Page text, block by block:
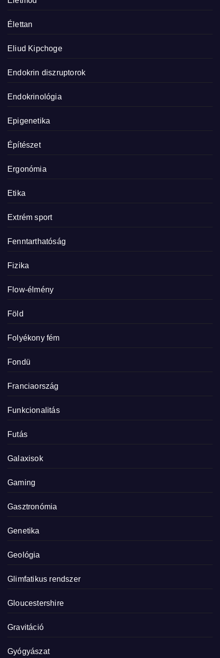
Élettan
Eliud Kipchoge
Endokrin diszruptorok
Endokrinológia
Epigenetika
Építészet
Ergonómia
Etika
Extrém sport
Fenntarthatóság
Fizika
Flow-élmény
Föld
Folyékony fém
Fondü
Franciaország
Funkcionalitás
Futás
Galaxisok
Gaming
Gasztronómia
Genetika
Geológia
Glimfatikus rendszer
Gloucestershire
Gravitáció
Gyógyászat